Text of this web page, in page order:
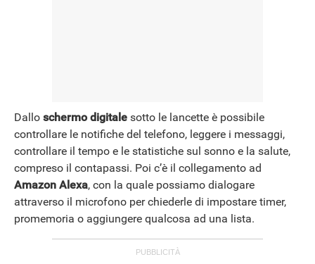
Dallo schermo digitale sotto le lancette è possibile
controllare le notifiche del telefono, leggere i messaggi,
controllare il tempo e le statistiche sul sonno e la salute,
compreso il contapassi. Poi c’è il collegamento ad
Amazon Alexa, con la quale possiamo dialogare
attraverso il microfono per chiederle di impostare timer,
promemoria o aggiungere qualcosa ad una lista.